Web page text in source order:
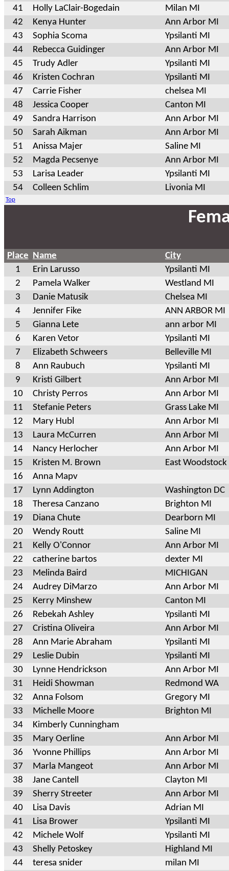
41
Holly LaClair-Bogedain
Milan MI
42
Kenya Hunter
Ann Arbor MI
43
Sophia Scoma
Ypsilanti MI
44
Rebecca Guidinger
Ann Arbor MI
45
Trudy Adler
Ypsilanti MI
46
Kristen Cochran
Ypsilanti MI
47
Carrie Fisher
chelsea MI
48
Jessica Cooper
Canton MI
49
Sandra Harrison
Ann Arbor MI
50
Sarah Aikman
Ann Arbor MI
51
Anissa Majer
Saline MI
52
Magda Pecsenye
Ann Arbor MI
53
Larisa Leader
Ypsilanti MI
54
Colleen Schlim Livonia MI
Top
Place Name
City
1
Erin Larusso
Ypsilanti MI
2
Pamela Walker
Westland MI
3
Danie Matusik
Chelsea MI
4
Jennifer Fike
ANN ARBOR MI
5
Gianna Lete
ann arbor MI
6
Karen Vetor
Ypsilanti MI
7
Elizabeth Schweers
Belleville MI
8
Ann Raubuch
Ypsilanti MI
9
Kristi Gilbert
Ann Arbor MI
10
Christy Perros
Ann Arbor MI
11
Stefanie Peters
Grass Lake MI
12
Mary Hubl
Ann Arbor MI
13
Laura McCurren
Ann Arbor MI
14
Nancy Herlocher
Ann Arbor MI
15
Kristen M. Brown
East Woodstock
16
Anna Mapv
17
Lynn Addington
Washington DC
18
Theresa Canzano
Brighton MI
19
Diana Chute
Dearborn MI
20
Wendy Routt
Saline MI
21
Kelly O'Connor
Ann Arbor MI
22
catherine bartos
dexter MI
23
Melinda Baird
MICHIGAN
24
Audrey DiMarzo
Ann Arbor MI
25
Kerry Minshew
Canton MI
26
Rebekah Ashley
Ypsilanti MI
27
Cristina Oliveira
Ann Arbor MI
28
Ann Marie Abraham
Ypsilanti MI
29
Leslie Dubin
Ypsilanti MI
30
Lynne Hendrickson
Ann Arbor MI
31
Heidi Showman
Redmond WA
32
Anna Folsom
Gregory MI
33
Michelle Moore
Brighton MI
34
Kimberly Cunningham
35
Mary Oerline
Ann Arbor MI
36
Yvonne Phillips
Ann Arbor MI
37
Marla Mangeot
Ann Arbor MI
38
Jane Cantell
Clayton MI
39
Sherry Streeter
Ann Arbor MI
40
Lisa Davis
Adrian MI
41
Lisa Brower
Ypsilanti MI
42
Michele Wolf
Ypsilanti MI
43
Shelly Petoskey
Highland MI
44
teresa snider milan MI